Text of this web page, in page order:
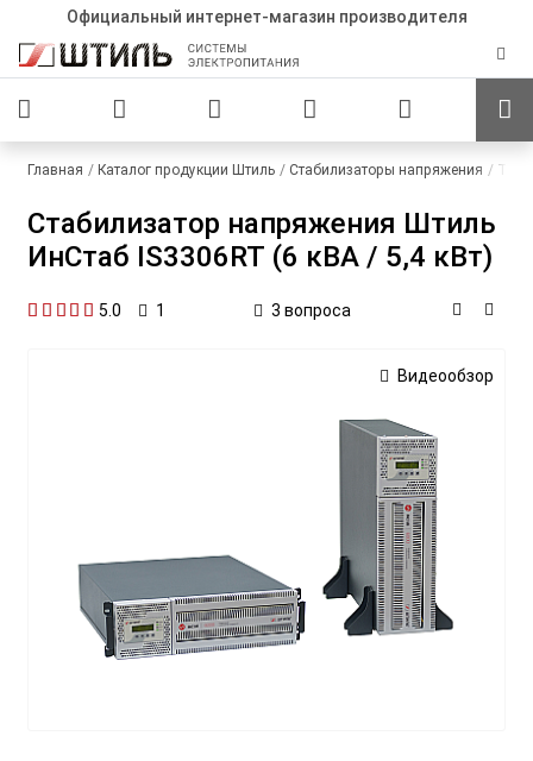
Официальный интернет-магазин производителя
Главная Каталог продукции Штиль Стабилизаторы напряжения
Стабилизатор напряжения Штиль
ИнСтаб IS3306RT (6 кВА / 5,4 кВт)
5.0 1 3 вопроса
Видеообзор